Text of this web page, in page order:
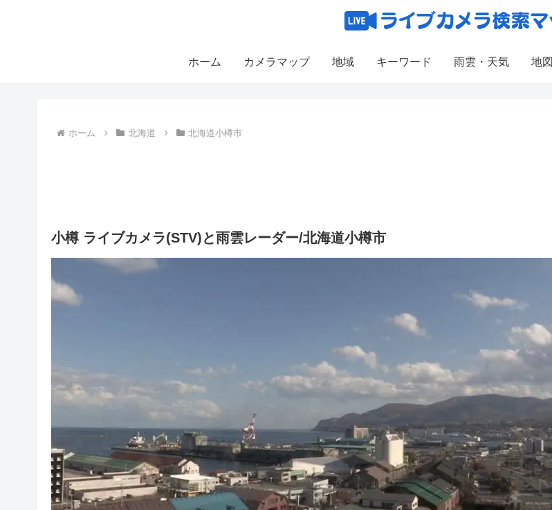
ホーム カメラマップ 地域 キーワード 雨雲・天気 地図
ホーム 北海道 北海道小樽市
小樽 ライブカメラ(STV)と雨雲レーダー/北海道小樽市